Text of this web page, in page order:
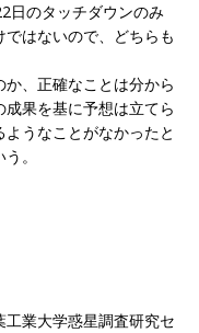
日のタッチダウンのみ
はないので、どちらも
、正確なことは分から
果を基に予想は立てら
うなことがなかったと
。
業大学惑星調査研究セ